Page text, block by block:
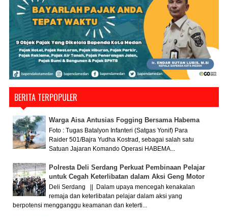
BERITA TERPOPULER
Warga Aisa Antusias Fogging Bersama Habema
Foto : Tugas Batalyon Infanteri (Satgas Yonif) Para
Raider 501/Bajra Yudha Kostrad, sebagai salah satu
Satuan Jajaran Komando Operasi HABEMA...
Polresta Deli Serdang Perkuat Pembinaan Pelajar
untuk Cegah Keterlibatan dalam Aksi Geng Motor
Deli Serdang || Dalam upaya mencegah kenakalan
remaja dan keterlibatan pelajar dalam aksi yang
berpotensi mengganggu keamanan dan keterti...